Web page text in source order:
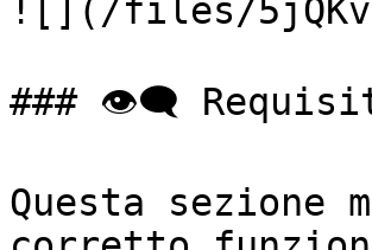
![](/files/
### 👁️‍🗨️
Questa